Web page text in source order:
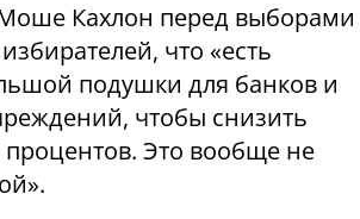
Кахлон перед выборами
что «есть
подушки для банков и
чтобы снизить
Это вообще не